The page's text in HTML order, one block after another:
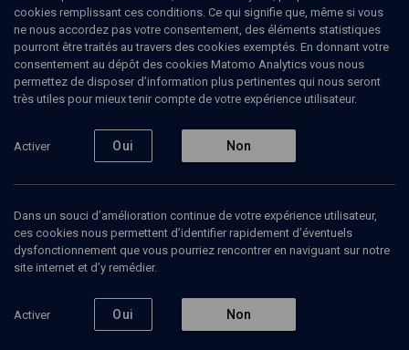
Abonnez-vous à notre newsletter
Société La rédaction
cookies remplissant ces conditions. Ce qui signifie que, même si vous
ne nous accordez pas votre consentement, des éléments statistiques
pourront être traités au travers des cookies exemptés. En donnant votre
consentement au dépôt des cookies Matomo Analytics vous nous
permettez de disposer d’information plus pertinentes qui nous seront
très utiles pour mieux tenir compte de votre expérience utilisateur.
Activer Oui Non
Dans un souci d’amélioration continue de votre expérience utilisateur,
ces cookies nous permettent d’identifier rapidement d’éventuels
dysfonctionnement que vous pourriez rencontrer en naviguant sur notre
site internet et d’y remédier.
Activer Oui Non